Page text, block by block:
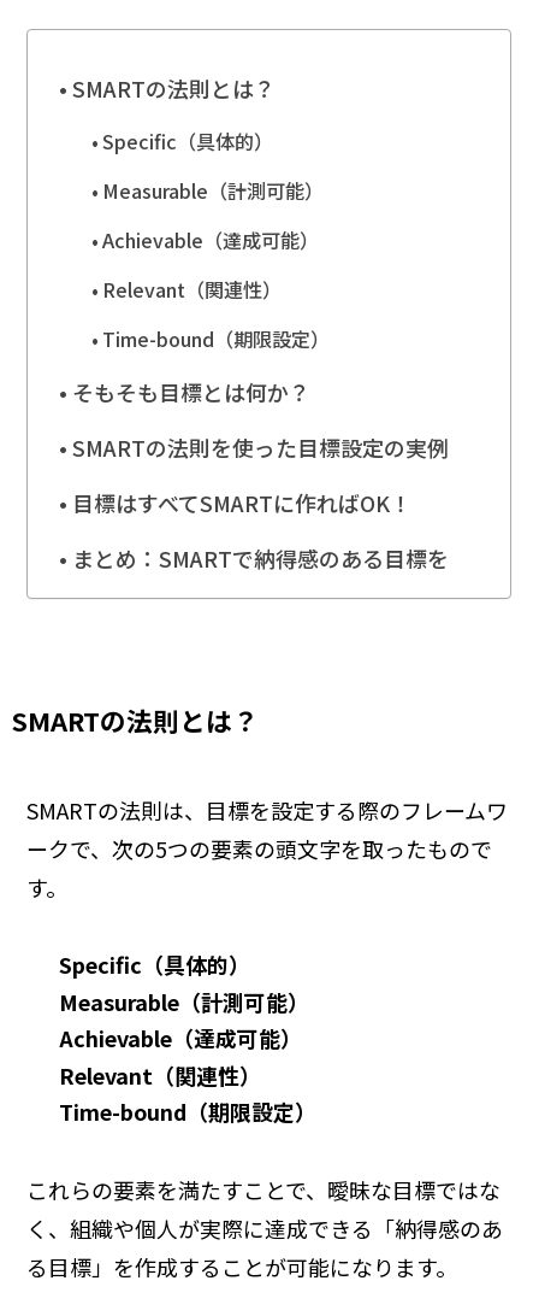
SMARTの法則とは？
Specific（具体的）
Measurable（計測可能）
Achievable（達成可能）
Relevant（関連性）
Time-bound（期限設定）
そもそも目標とは何か？
SMARTの法則を使った目標設定の実例
目標はすべてSMARTに作ればOK！
まとめ：SMARTで納得感のある目標を
SMARTの法則とは？
SMARTの法則は、目標を設定する際のフレームワ
ークで、次の5つの要素の頭文字を取ったもので
す。
Specific（具体的）
Measurable（計測可能）
Achievable（達成可能）
Relevant（関連性）
Time-bound（期限設定）
これらの要素を満たすことで、曖昧な目標ではな
く、組織や個人が実際に達成できる「納得感のあ
る目標」を作成することが可能になります。